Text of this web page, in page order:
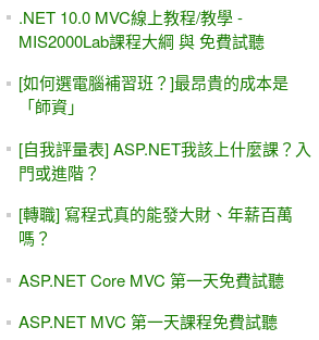
.NET 10.0 MVC線上教程/教學 -
MIS2000Lab課程大綱 與 免費試聽
[如何選電腦補習班？]最昂貴的成本是
「師資」
[自我評量表] ASP.NET我該上什麼課？入
門或進階？
[轉職] 寫程式真的能發大財、年薪百萬
嗎？
ASP.NET Core MVC 第一天免費試聽
ASP.NET MVC 第一天課程免費試聽